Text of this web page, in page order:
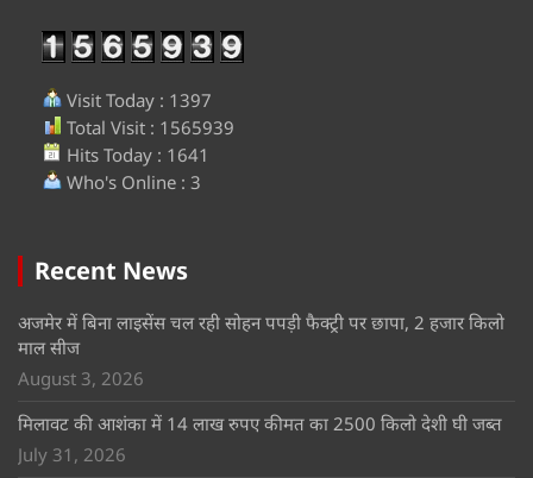
Visit Today : 1397
Total Visit : 1565939
Hits Today : 1641
Who's Online : 3
Recent News
अजमेर में बिना लाइसेंस चल रही सोहन पपड़ी फैक्ट्री पर छापा, 2 हजार किलो
माल सीज
August 3, 2026
मिलावट की आशंका में 14 लाख रुपए कीमत का 2500 किलो देशी घी जब्त
July 31, 2026